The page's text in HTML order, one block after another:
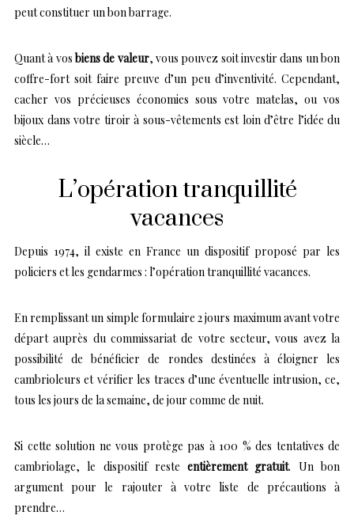
peut constituer un bon barrage.
Quant à vos biens de valeur, vous pouvez soit investir dans un bon
coffre-fort soit faire preuve d’un peu d’inventivité. Cependant,
cacher vos précieuses économies sous votre matelas, ou vos
bijoux dans votre tiroir à sous-vêtements est loin d’être l’idée du
siècle…
L’opération tranquillité
vacances
Depuis 1974, il existe en France un dispositif proposé par les
policiers et les gendarmes : l’opération tranquillité vacances.
En remplissant un simple formulaire 2 jours maximum avant votre
départ auprès du commissariat de votre secteur, vous avez la
possibilité de bénéficier de rondes destinées à éloigner les
cambrioleurs et vérifier les traces d’une éventuelle intrusion, ce,
tous les jours de la semaine, de jour comme de nuit.
Si cette solution ne vous protège pas à 100 % des tentatives de
cambriolage, le dispositif resteentièrement gratuit. Un bon
argument pour le rajouter à votre liste de précautions à
prendre…